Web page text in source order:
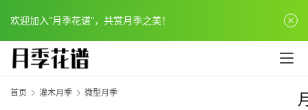
欢迎加入“月季花谱”，共赏月季之美！
首页 灌木月季 微型月季